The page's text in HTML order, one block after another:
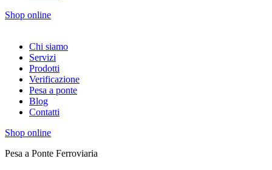
Shop online
Chi siamo
Servizi
Prodotti
Verificazione
Pesa a ponte
Blog
Contatti
Shop online
Pesa a Ponte Ferroviaria